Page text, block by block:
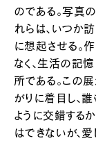
のである。写真
れらは、いつか
に想起させる。
なく、生活の記
所である。この
がりに着目し、
ように交錯する
はできないが、